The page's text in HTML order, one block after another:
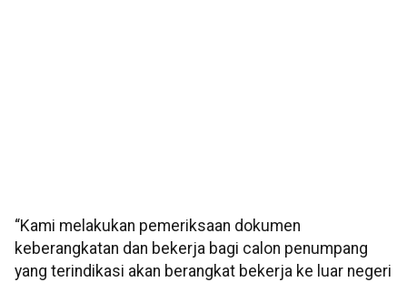
“Kami melakukan pemeriksaan dokumen
keberangkatan dan bekerja bagi calon penumpang
yang terindikasi akan berangkat bekerja ke luar negeri